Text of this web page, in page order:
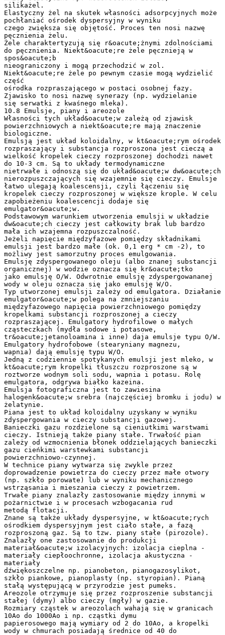
silikażel.
Elastyczny żel na skutek własności adsorpcyjnych może
pochłaniać ośrodek dyspersyjny w wyniku
czego zwiększa się objętość. Proces ten nosi nazwę
pęcznienia żelu.
Żele charaktertyzują się r&oacute;żnymi zdolnościami
do pęcznienia. Niekt&oacute;re żele pęcznieją w
spos&oacute;b
nieograniczony i mogą przechodzić w zol.
Niekt&oacute;re żele po pewnym czasie mogą wydzielić
część
ośrodka rozpraszającego w postaci osobnej fazy.
Zjawisko to nosi nazwę synerazy (np. wydzielanie
się serwatki z kwaśnego mleka).
10.8 Emulsje, piany i areozole
Własności tych układ&oacute;w zależą od zjawisk
powierzchniowych a niekt&oacute;re mają znaczenie
biologiczne.
Emulsją jest układ koloidalny, w kt&oacute;rym ośrodek
rozpraszający i substancja rozproszona jest cieczą a
wielkość kropelek cieczy rozproszonej dochodzi nawet
do 10-3 cm. Są to układy termodynamiczne
nietrwałe i odnoszą się do układ&oacute;w dw&oacute;ch
nierozpuszczających się wzajemnie się cieczy. Emulsje
łatwo ulegają koalescensji, czyli łączeniu się
kropelek cieczy rozproszonej w większe krople. W celu
zapobieżeniu koalescencji dodaje się
emulgator&oacute;w.
Podstawowym warunkiem utworzenia emulsji w układzie
dw&oacute;ch cieczy jest całkowity brak lub bardzo
mała ich wzajemna rozpuszczalność.
Jeżeli napięcie międzyfazowe pomiędzy składnikami
emulsji jest bardzo małe (ok. 0,1 erg * cm -2), to
możliwy jest samorzutny proces emulgowania.
Emulsję zdyspergowanego oleju (albo znanej substancji
organicznej) w wodzie oznacza się kr&oacute;tko
jako emulsję O/W. Odwrotnie emulsję zdyspergowananej
wody w oleju oznacza się jako emulsję W/O.
Typ utworzonej emulsji zależy od emulgatora. Działanie
emulgator&oacute;w polega na zmniejszaniu
międzyfazowego napięcia powierzchniowego pomiędzy
kropelkami substancji rozproszonej a cieczy
rozpraszającej. Emulgatory hydrofilowe o małych
cząsteczkach (mydła sodowe i potasowe,
tr&oacute;jetanoloamina i inne) daja emulsje typu O/W.
Emulgatory hydrofobowe (stearyniany magnezu,
wapnia) dają emulsję typu W/O.
Jedną z codziennie spotykanych emulsji jest mleko, w
kt&oacute;rym kropelki tłuszczu rozproszone są w
roztworze wodnym soli sodu, wapnia i potasu. Rolę
emulgatora, odgrywa białko kazeina.
Emulsja fotograficzna jest to zawiesina
halogenk&oacute;w srebra (najczęściej bromku i jodu) w
żelatynie.
Piana jest to układ koloidalny uzyskany w wyniku
zdyspergowania w cieczy substancji gazowej.
Banieczki gazu rozdzielone są cieniutkimi warstwami
cieczy. Istnieją także piany stałe. Trwałość pian
zależy od wzmocnienia błonek oddzielających banieczki
gazu cieńkimi warstewkami substancji
powierzchniowo-czynnej.
W technice piany wytwarza się zwykle przez
doprowadzenie powietrza do cieczy przez małe otwory
(np. szkło porowate) lub w wyniku mechanicznego
wstrząsania i mieszania cieczy z powietrzem.
Trwałe piany znalazły zastosowanie między innymi w
pożarnictwie i w procesach wzbogacania rud
metodą flotacji.
Znane są także układy dyspersyjne, w kt&oacute;rych
ośrodkiem dyspersyjnym jest ciało stałe, a fazą
rozproszoną gaz. Są to tzw. piany stałe (pirozole).
Znalazły one zastosowanie do produkcji
materiał&oacute;w izolacyjnych: izolacja cieplna -
materiały ciepłoochronne, izolacja akustyczna -
materiały
dźwiękoszczelne np. pianobeton, pianogazosylikot,
szkło piankowe, pianoplasty (np. styropian). Pianą
stałą występującą w przyrodzie jest pumeks.
Areozole otrzymuje się przez rozproszenie substancji
stałej (dymy) albo cieczy (mgły) w gazie.
Rozmiary cząstek w areozolach wahają się w granicach
10Ao do 1000Ao i np. cząstki dymu
papierosowego mają wymiary od 2 do 10Ao, a kropelki
wody w chmurach posiadają średnice od 40 do